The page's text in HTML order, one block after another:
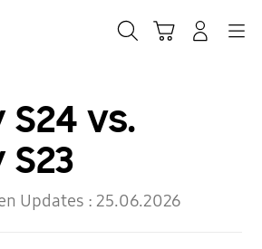
vs.
Updates :25.06.2026